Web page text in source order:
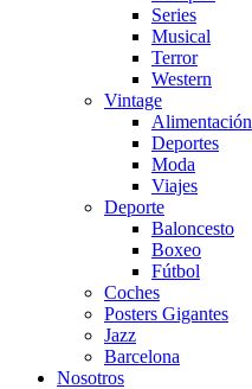
Series
Musical
Terror
Western
Vintage
Alimentación
Deportes
Moda
Viajes
Deporte
Baloncesto
Boxeo
Fútbol
Coches
Posters Gigantes
Jazz
Barcelona
Nosotros